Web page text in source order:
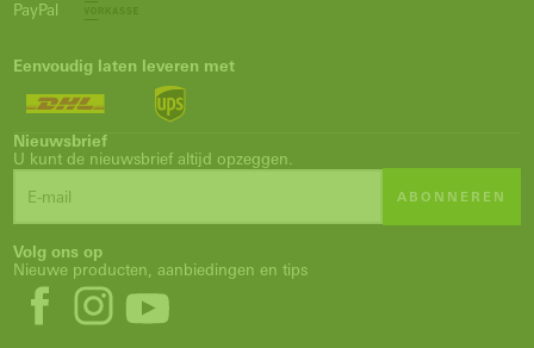
PayPal
Eenvoudig laten leveren met
Nieuwsbrief
U kunt de nieuwsbrief altijd opzeggen.
ABONNEREN
Volg ons op
Nieuwe producten, aanbiedingen en tips